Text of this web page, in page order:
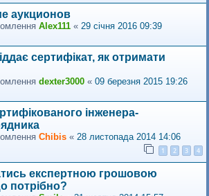
аукционов
Alex111 « 29 січня 2016 09:39
сертифікат, як отримати
dexter3000 « 09 березня 2015 19:26
інженера-
Сhibis « 28 листопада 2014 14:06
1 2 3 4
експертною грошовою
потрібно?